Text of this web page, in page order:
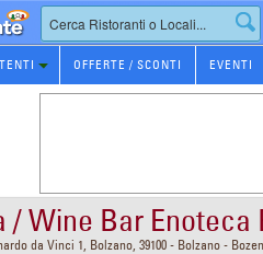
OFFERTE / SCONTI EVENTI
/ Wine Bar Enoteca
da Vinci 1, Bolzano, 39100 - Bolzano - Bozen